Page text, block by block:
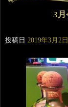
3月
投稿日 2019年3月2日